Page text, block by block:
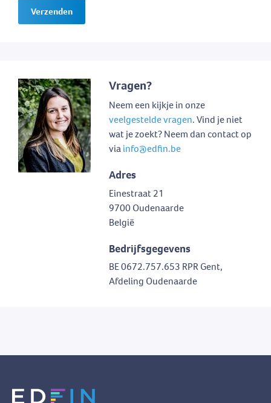
Verzenden
Vragen?
Neem een kijkje in onze
veelgestelde vragen. Vind je niet
wat je zoekt? Neem dan contact op
viainfo@edfin.be
Adres
Einestraat 21
9700 Oudenaarde
België
Bedrijfsgegevens
BE 0672.757.653 RPR Gent,
Afdeling Oudenaarde